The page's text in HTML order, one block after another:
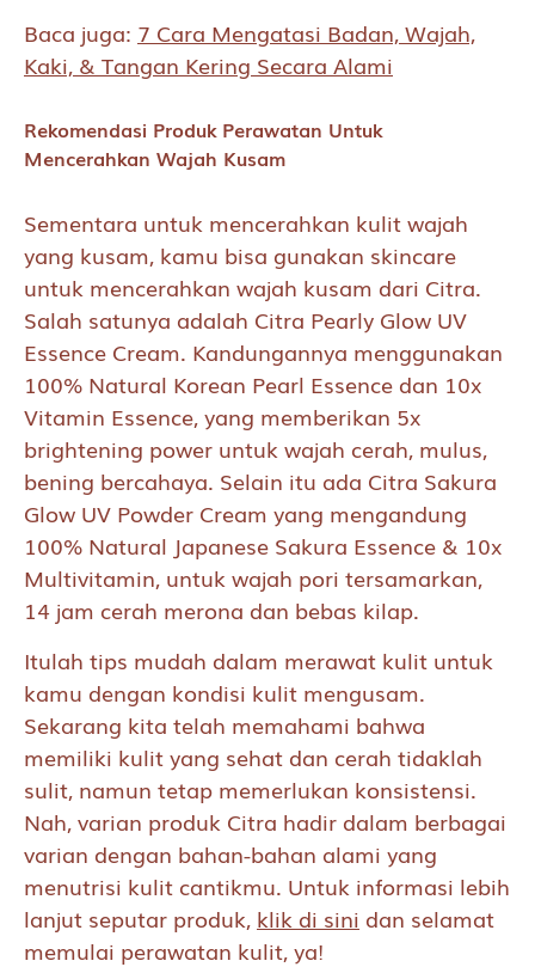
Baca juga: 7 Cara Mengatasi Badan, Wajah,
Kaki, & Tangan Kering Secara Alami
Rekomendasi Produk Perawatan Untuk
Mencerahkan Wajah Kusam
Sementara untuk mencerahkan kulit wajah
yang kusam, kamu bisa gunakan skincare
untuk mencerahkan wajah kusam dari Citra.
Salah satunya adalah Citra Pearly Glow UV
Essence Cream. Kandungannya menggunakan
100% Natural Korean Pearl Essence dan 10x
Vitamin Essence, yang memberikan 5x
brightening power untuk wajah cerah, mulus,
bening bercahaya. Selain itu ada Citra Sakura
Glow UV Powder Cream yang mengandung
100% Natural Japanese Sakura Essence & 10x
Multivitamin, untuk wajah pori tersamarkan,
14 jam cerah merona dan bebas kilap.
Itulah tips mudah dalam merawat kulit untuk
kamu dengan kondisi kulit mengusam.
Sekarang kita telah memahami bahwa
memiliki kulit yang sehat dan cerah tidaklah
sulit, namun tetap memerlukan konsistensi.
Nah, varian produk Citra hadir dalam berbagai
varian dengan bahan-bahan alami yang
menutrisi kulit cantikmu. Untuk informasi lebih
lanjut seputar produk, klik di sini dan selamat
memulai perawatan kulit, ya!